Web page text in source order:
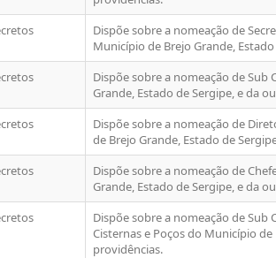
Dispõe sobre a nomeação de
Município de Brejo Grande,
Dispõe sobre a nomeação de Sub
Grande, Estado de Sergipe, e da
Dispõe sobre a nomeação de
de Brejo Grande, Estado de
Dispõe sobre a nomeação de
Grande, Estado de Sergipe, e da
Dispõe sobre a nomeação de Sub
Cisternas e Poços do Município
providências.